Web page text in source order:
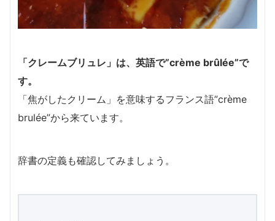
「クレームブリュレ」は、英語で”crème brûlée”で
す。
「焦がしたクリーム」を意味するフランス語”crème
brulée”から来ています。
辞書の定義も確認してみましょう。